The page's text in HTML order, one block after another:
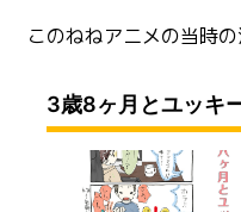
このねねアニメの当時